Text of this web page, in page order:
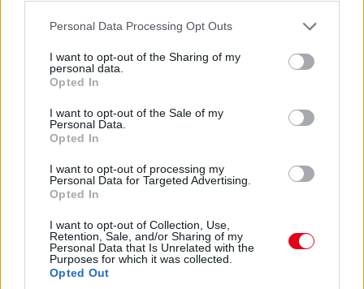
Please note that this website/app uses one or more Google
not limited to your visit or usage behaviour. You may click to
grant or deny consent to Google and its third-party tags to
use your data for below specified purposes in below Google
consent section.
Personal Data Processing Opt Outs
I want to opt-out of the Sharing of my
personal data.
Opted In
I want to opt-out of the Sale of my
Personal Data.
Opted In
I want to opt-out of processing my
Personal Data for Targeted Advertising.
Opted In
I want to opt-out of Collection, Use,
Retention, Sale, and/or Sharing of my
Personal Data that Is Unrelated with the
Purposes for which it was collected.
Opted Out
Balogh Tamás
Lassuló fejlesztési ütemre számít a Red Bull